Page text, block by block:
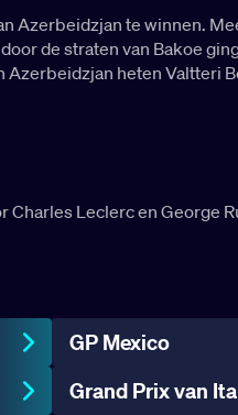
Azerbeidzjan te winnen.
de straten van Bakoe
heten Valtteri
Leclerc en George
GP Mexico
Grand Prix van